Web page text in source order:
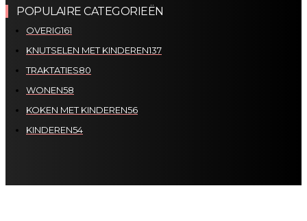
POPULAIRE CATEGORIEËN
OVERIG161
KNUTSELEN MET KINDEREN137
TRAKTATIES80
WONEN58
KOKEN MET KINDEREN56
KINDEREN54